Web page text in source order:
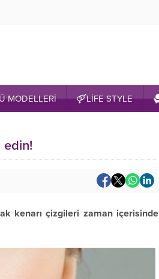
MODELLERİ LİFE STYLE
edin!
kenarı çizgileri zaman içerisinde